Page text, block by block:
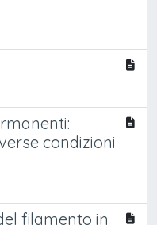
condizioni
filamento in